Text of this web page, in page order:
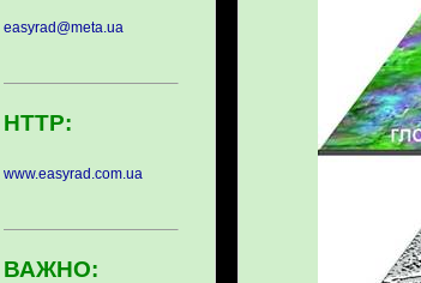
easyrad@meta.ua
HTTP:
www.easyrad.com.ua
ВАЖНО: